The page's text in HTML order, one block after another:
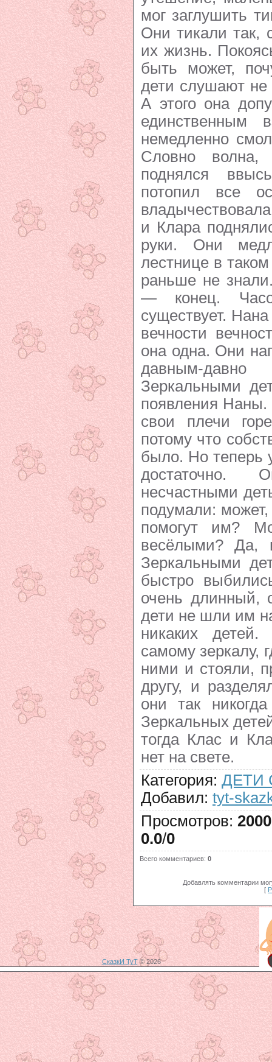
мог заглушить
Они тикали так,
их жизнь.
быть может,
дети слушают не
А этого она
единственным
немедленно
Словно
поднялся
потопил все
и Клара
руки. Они
лестнице в таком
раньше не
— конец.
существует.
вечности
она одна. Они
давным-
Зеркальными
появления
свои плечи
потому что
было. Но теперь
несчастными
подумали:
помогут им?
весёлыми? Да,
Зеркальными
быстро
очень
дети не шли им
никаких
самому зеркалу,
ними и стояли,
другу, и
они так
Зеркальных
тогда Клас и
нет на свете.
Категория: ДЕТИ
Добавил: tyt-
Просмотров: 2000
0.0/0
Всего комментариев: 0
Добавлять комментарии
[
СказкИ ТуТ© 2026